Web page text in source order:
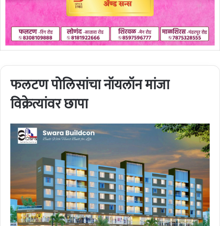
फलटण पोलिसांचा नॉयलॉन मांजा
विक्रेत्यांवर छापा